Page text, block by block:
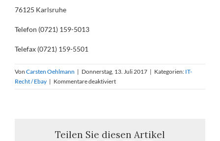
76125 Karlsruhe
Telefon (0721) 159-5013
Telefax (0721) 159-5501
Von Carsten Oehlmann | Donnerstag, 13. Juli 2017 | Kategorien: IT-
Recht / Ebay | Kommentare deaktiviertfür
BGH
Teilen Sie diesen Artikel